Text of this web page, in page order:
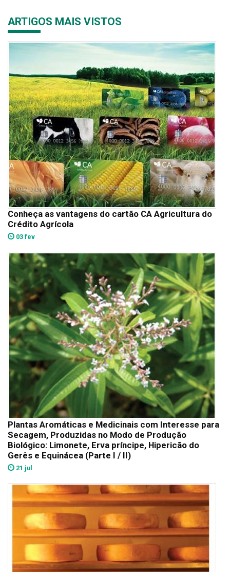
ARTIGOS MAIS VISTOS
Conheça as vantagens do cartão CA Agricultura do
Crédito Agrícola
03 fev
Plantas Aromáticas e Medicinais com Interesse para
Secagem, Produzidas no Modo de Produção
Biológico: Limonete, Erva príncipe, Hipericão do
Gerês e Equinácea (Parte I / II)
21 jul